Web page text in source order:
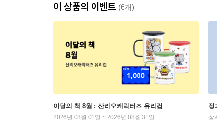
이 상품의 이벤트 (6개)
이달의 책 8월 : 산리오캐릭터즈 유리컵
2026년 08월 01일 ~ 2026년 08월 31일
정
상